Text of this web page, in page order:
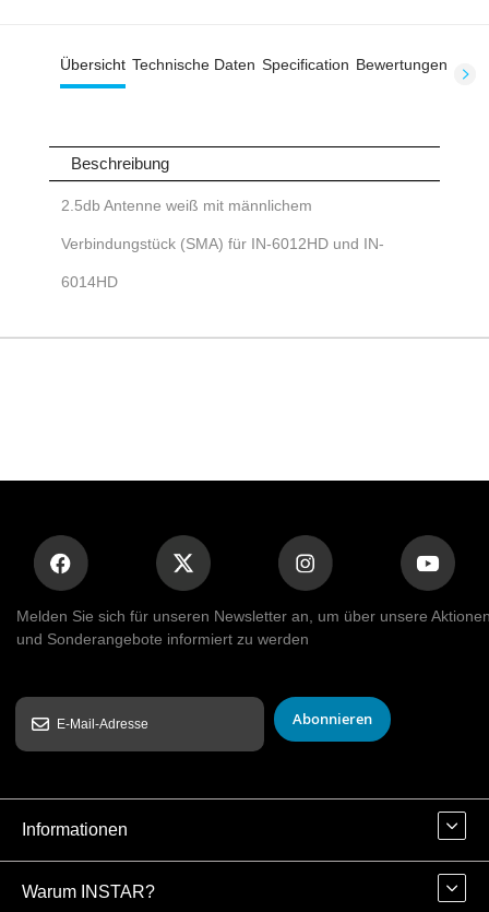
Übersicht Technische Daten Specification Bewertungen
Beschreibung
2.5db Antenne weiß mit männlichem
Verbindungstück (SMA) für IN-6012HD und IN-
6014HD
Melden Sie sich für unseren Newsletter an, um über unsere
und Sonderangebote informiert zu werden
Abonnieren
Informationen
Warum INSTAR?